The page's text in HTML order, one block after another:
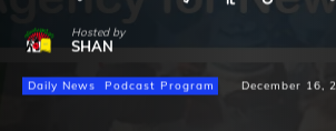
Hosted by
SHAN
Daily News Podcast Program December 16,